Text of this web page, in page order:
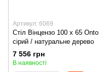
Артикул: 6069
Стіл Вінцензо 100 х 65 Onto
сірий / натуральне дерево
7 556 грн
В наявності